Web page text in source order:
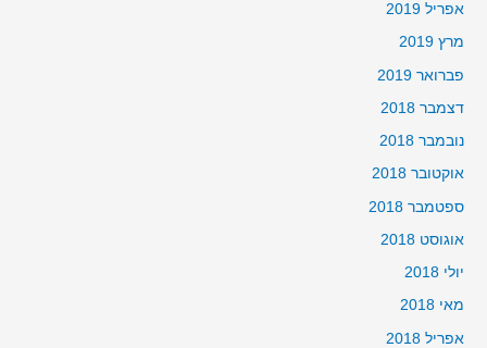
אפריל 2019
מרץ 2019
פברואר 2019
דצמבר 2018
נובמבר 2018
אוקטובר 2018
ספטמבר 2018
אוגוסט 2018
יולי 2018
מאי 2018
אפריל 2018